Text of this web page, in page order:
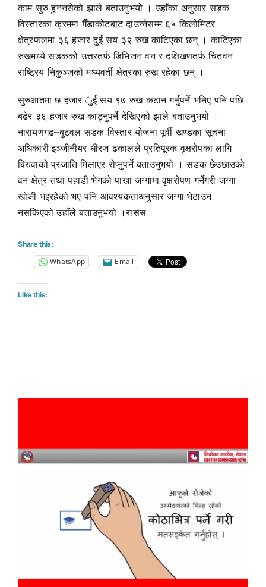
काम सुरु हुननसेको झाले बताउनुभयो । उहाँका अनुसार सडक
विस्तारका क्रममा गैँडाकोटबाट दाउन्नेसम्म ६५ किलोमिटर
क्षेत्रफलमा ३६ हजार दुई सय ३२ रुख काटिएका छन् । काटिएका
रुखमध्ये सडकको उत्तरतर्फ डिभिजन वन र दक्षिखणतर्फ चितवन
राष्ट्रिय निकुञ्जको मध्यवर्ती क्षेत्रका रुख रहेका छन् ।
सुरुआतमा छ हजार ुई सय ९७ रुख कटान गर्नुपर्ने भनिए पनि पछि
बढेर ३६ हजार रुख काट्नुपर्ने देखिएको झाले बताउनुभयो ।
नारायणगढ–बुटवल सडक विस्तार योजना पूर्वी खण्डका सूचना
अधिकारी इञ्जीनीयर धीरज ढकालले प्रतिपूरक वृक्षरोपका लागि
बिरुवाको प्रजाति मिलाएर रोप्नुपर्ने बताउनुभयो । सडक छेउछाउको
वन क्षेत्र तथा पहाडी भेगको पाखा जग्गामा वृक्षरोपण गर्नेगरी जग्गा
खोजी भइरहेको भए पनि आवश्यकताअनुसार जग्गा भेटाउन
नसकिएको उहाँले बताउनुभयो ।रासस
Share this:
WhatsApp Email
Like this: